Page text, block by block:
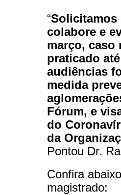
“Solicitamos
colabore e
março, caso
praticado
audiências
medida
Fórum, e
do
da
Pontou Dr.
Confira
magistrado: